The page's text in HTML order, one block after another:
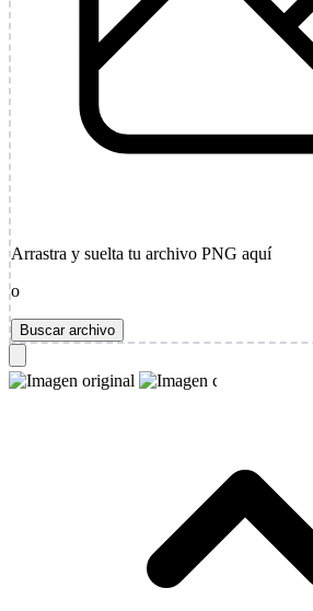
Arrastra y suelta tu archivo PNG aquí
o
Buscar archivo